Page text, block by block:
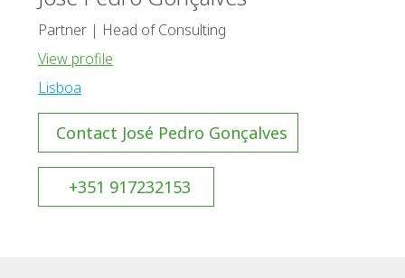
Partner | Head of Consulting
View profile
Lisboa
Contact José Pedro Gonçalves
+351 917232153